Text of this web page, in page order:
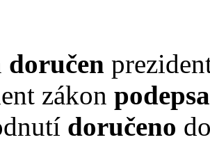
doručen
zákon
doručeno